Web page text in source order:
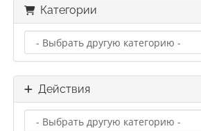
Категории
Действия